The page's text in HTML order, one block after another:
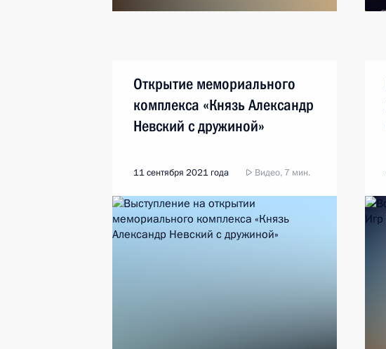
Открытие мемориального
комплекса «Князь Александр
Невский с дружиной»
11 сентября 2021 года Видео, 7 мин.